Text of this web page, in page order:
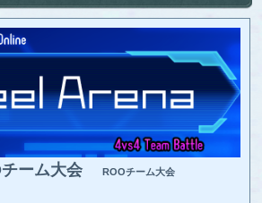
ーム大会 ROOチーム大会